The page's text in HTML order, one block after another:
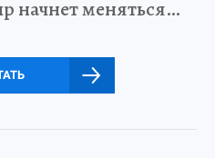
начнет меняться…